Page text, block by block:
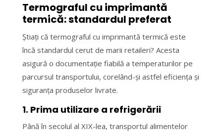
Termograful cu imprimantă
termică: standardul preferat
Știați că termograful cu imprimantă termică este
încă standardul cerut de marii retaileri? Acesta
asigură o documentație fiabilă a temperaturilor pe
parcursul transportului, corelând-și astfel eficiența și
siguranța produselor livrate.
1. Prima utilizare a refrigerării
Până în secolul al XIX-lea, transportul alimentelor